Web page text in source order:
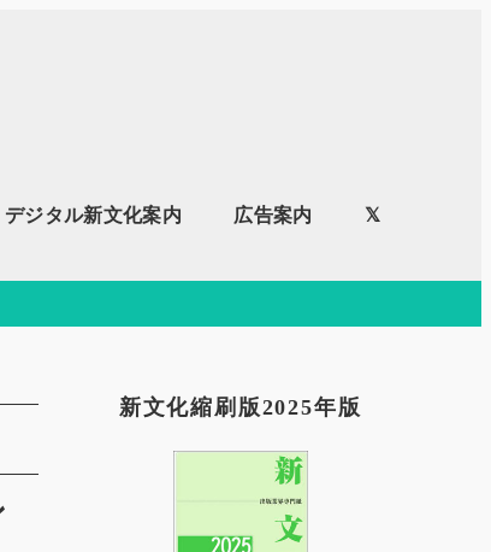
デジタル新文化案内 広告案内 𝕏
新文化縮刷版2025年版